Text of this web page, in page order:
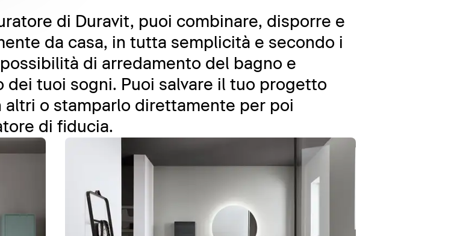
di Duravit, puoi combinare, disporre e
da casa, in tutta semplicità e secondo i
di arredamento del bagno e
tuoi sogni. Puoi salvare il tuo progetto
o stamparlo direttamente per poi
di fiducia.